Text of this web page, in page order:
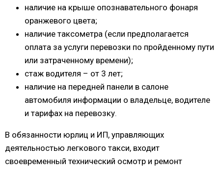
наличие на крыше опознавательного фонаря
оранжевого цвета;
наличие таксометра (если предполагается
оплата за услуги перевозки по пройденному пути
или затраченному времени);
стаж водителя – от 3 лет;
наличие на передней панели в салоне
автомобиля информации о владельце, водителе
и тарифах на перевозку.
В обязанности юрлиц и ИП, управляющих
деятельностью легкового такси, входит
своевременный технический осмотр и ремонт